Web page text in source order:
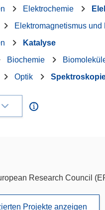
Elektrochemie
Elektromagnetismus und
Katalyse
Biochemie
Optik
Research Council
Projekte anzeigen